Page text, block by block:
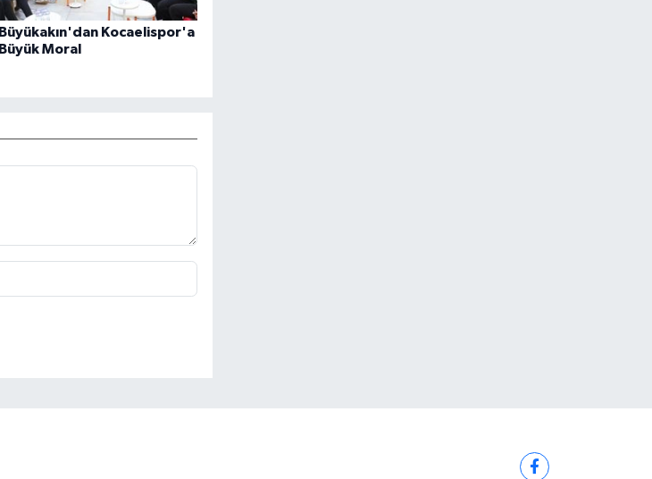
Büyükakın'dan Kocaelispor'a
Büyük Moral